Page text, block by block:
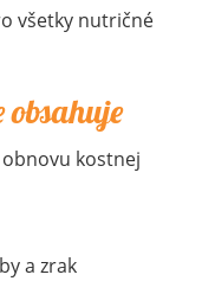
všetky nutričné
kostnej
a zrak